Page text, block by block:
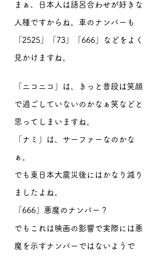
まぁ、日本人は語呂合わせが好きな
人種ですからね。車のナンバーも
「2525」「73」「666」などをよく
見かけますね。
「ニコニコ」は、きっと普段は笑顔
で過ごしていないのかなぁ笑などと
思ってしまいますね。
「ナミ」は、サーファーなのかな
ぁ。
でも東日本大震災後にはかなり減り
ましたよね。
「666」悪魔のナンバー？
でもこれは映画の影響で実際には悪
魔を示すナンバーではないようで